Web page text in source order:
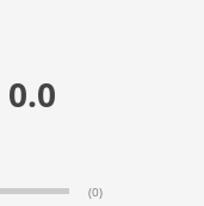
0.0
(0)